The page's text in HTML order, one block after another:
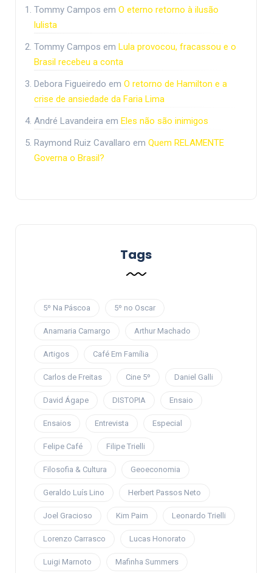
Tommy Campos em O eterno retorno à ilusão
lulista
Tommy Campos em Lula provocou, fracassou e o
Brasil recebeu a conta
Debora Figueiredo em O retorno de Hamilton e a
crise de ansiedade da Faria Lima
André Lavandeira em Eles não são inimigos
Raymond Ruiz Cavallaro em Quem RELAMENTE
Governa o Brasil?
Tags
5º Na Páscoa 5º no Oscar
Anamaria Camargo Arthur Machado
Artigos Café Em Família
Carlos de Freitas Cine 5º Daniel Galli
David Ágape DISTOPIA Ensaio
Ensaios Entrevista Especial
Felipe Café Filipe Trielli
Filosofia & Cultura Geoeconomia
Geraldo Luís Lino Herbert Passos Neto
Joel Gracioso Kim Paim Leonardo Trielli
Lorenzo Carrasco Lucas Honorato
Luigi Marnoto Mafinha Summers